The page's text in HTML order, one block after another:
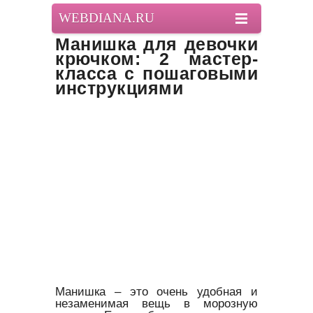
WEBDIANA.RU
Манишка для девочки
крючком: 2 мастер-
класса с пошаговыми
инструкциями
Манишка – это очень удобная и
незаменимая вещь в морозную